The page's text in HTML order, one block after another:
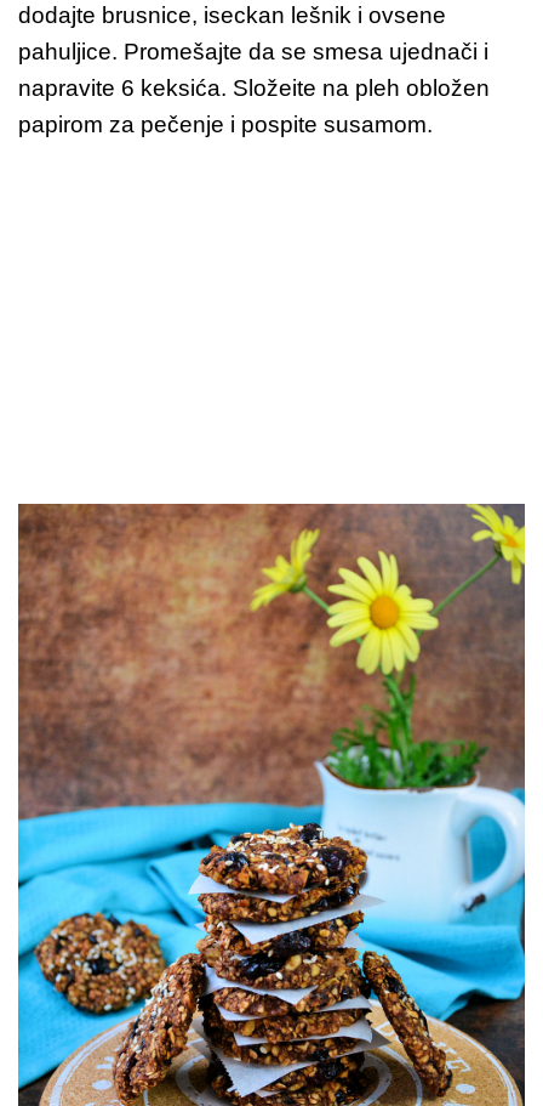
dodajte brusnice, iseckan lešnik i ovsene
pahuljice. Promešajte da se smesa ujednači i
napravite 6 keksića. Složeite na pleh obložen
papirom za pečenje i pospite susamom.